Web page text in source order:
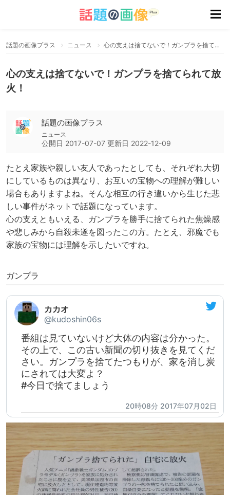
話題の画像プラス ニュース 心の支えは捨てないで！ガンプラを捨てられて放火！
心の支えは捨てないで！ガンプラを捨てられて放
火！
話題の画像プラス
ニュース
公開日 2017-07-07 更新日 2022-12-09
たとえ家族や親しい友人であったとしても、それぞれ大切
にしているものは異なり、お互いの宝物への理解が難しい
場合もありますよね。そんな相互の行き違いから生じた悲
しい事件がネットで話題になっています。
心の支えともいえる、ガンプラを勝手に捨てられた焦燥感
や悲しみから自殺未遂を図ったこの方。たとえ、邪魔でも
家族の宝物には理解を示したいですね。
ガンプラ
カカオ
@kudoshin06s
番組は見ていないけど大体の内容は分かった。
その上で、この古い新聞の切り抜きを見てくだ
さい。ガンプラを捨てたつもりが、家を消し炭
にされては大変よ？
#今日で捨てましょう
20時08分 2017年07月02日